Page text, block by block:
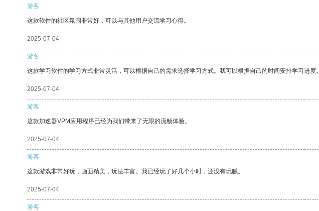
游客
这款软件的社区氛围非常好，可以与其他用户交流学习心得。
2025-07-04
游客
这款学习软件的学习方式非常灵活，可以根据自己的需求选择学习方式。我可以根据自己的时间安排学习进度。
2025-07-04
游客
这款加速器VPM应用程序已经为我们带来了无限的流畅体验。
2025-07-04
游客
这款游戏非常好玩，画面精美，玩法丰富。我已经玩了好几个小时，还没有玩腻。
2025-07-04
游客